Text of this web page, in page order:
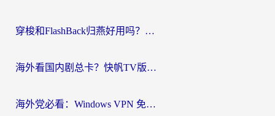
穿梭和FlashBack归燕好用吗？海外党亲测3款热门回国加速器，教你选对不踩坑
海外看国内剧总卡？快帆TV版VPN好用吗？和快滚VPN对比哪个回国效果更好？
海外党必看：Windows VPN 免费？别踩坑！教你选对好用的国内加速器无缝回国